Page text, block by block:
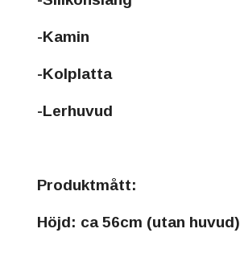
-Kamin
-Kolplatta
-Lerhuvud
Produktmått:
Höjd: ca 56cm (utan huvud)